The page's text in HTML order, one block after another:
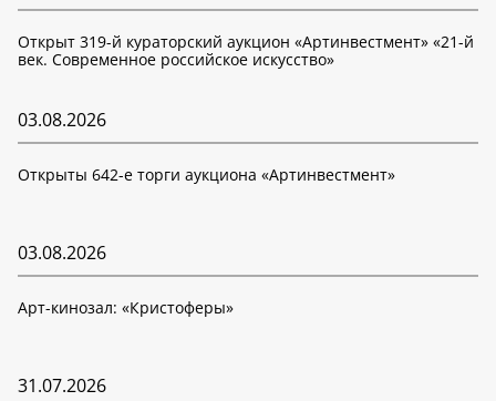
Открыт 319-й кураторский аукцион «Артинвестмент» «21-й
век. Современное российское искусство»
03.08.2026
Открыты 642-е торги аукциона «Артинвестмент»
03.08.2026
Арт-кинозал: «Кристоферы»
31.07.2026